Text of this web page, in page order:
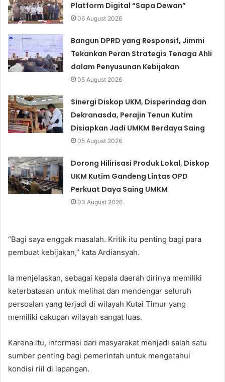
Platform Digital “Sapa Dewan”
06 August 2026
Bangun DPRD yang Responsif, Jimmi
Tekankan Peran Strategis Tenaga Ahli
dalam Penyusunan Kebijakan
05 August 2026
Sinergi Diskop UKM, Disperindag dan
Dekranasda, Perajin Tenun Kutim
Disiapkan Jadi UMKM Berdaya Saing
05 August 2026
Dorong Hilirisasi Produk Lokal, Diskop
UKM Kutim Gandeng Lintas OPD
Perkuat Daya Saing UMKM
03 August 2026
“Bagi saya enggak masalah. Kritik itu penting bagi para
pembuat kebijakan,” kata Ardiansyah.
Ia menjelaskan, sebagai kepala daerah dirinya memiliki
keterbatasan untuk melihat dan mendengar seluruh
persoalan yang terjadi di wilayah Kutai Timur yang
memiliki cakupan wilayah sangat luas.
Karena itu, informasi dari masyarakat menjadi salah satu
sumber penting bagi pemerintah untuk mengetahui
kondisi riil di lapangan.